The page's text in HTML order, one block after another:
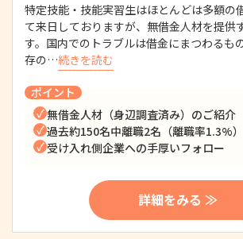
特定技能・技能実習生はほとんどは多額の
て来日しておりますが、無借金人材を提供
す。国内でのトラブルは借金にまつわるも
存の…続きを読む
ポイント
無借金人材（身辺調査済み）のご紹介
過去約150名中離職2名（離職率1.3%）
受け入れ側企業への手厚いフォロー
詳細をみる ≫